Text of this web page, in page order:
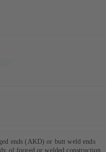
ends (AKD) or butt weld ends
of forged or welded construction,